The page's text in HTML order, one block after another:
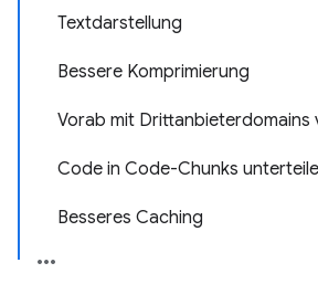
Textdarstellung
Bessere Komprimierung
Vorab mit Drittanbieterdomains
Code in Code-Chunks
Besseres Caching